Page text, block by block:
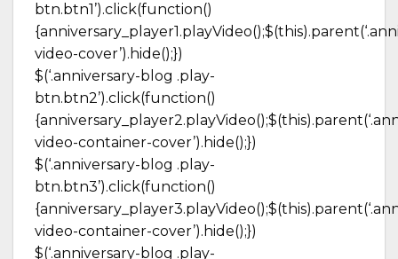
btn.btn1’).click(function()
video-cover’).hide();})
$(‘.anniversary-blog .play-
btn.btn2’).click(function()
video-container-cover’).hide();})
$(‘.anniversary-blog .play-
btn.btn3’).click(function()
video-container-cover’).hide();})
$(‘.anniversary-blog .play-